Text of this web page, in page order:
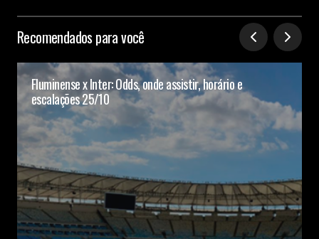
Recomendados para você
Fluminense x Inter: Odds, onde assistir, horário e
escalações 25/10